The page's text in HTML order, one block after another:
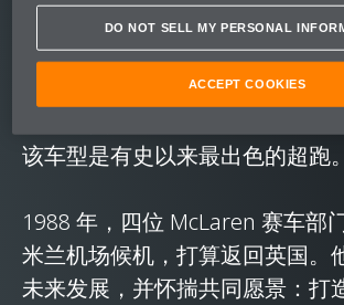
问世，是 McLaren Automotive
域的首款杰作，也是风格美学与
大成之作。即便是今天，F1 依然
该车型是有史以来最出色的超跑。
1988 年，四位 McLaren 赛车部
米兰机场候机，打算返回英国。
未来发展，并怀揣共同愿景：打
DO NOT SELL MY PERSONAL
ACCEPT COOKIES